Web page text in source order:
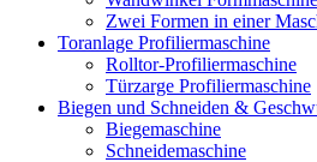
Zwei Formen in einer
Toranlage Profiliermaschine
Rolltor-Profiliermaschine
Türzarge Profiliermaschine
Biegen und Schneiden &
Biegemaschine
Schneidemaschine